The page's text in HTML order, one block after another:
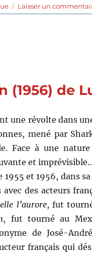
Laisser un
(1956) de
une révolte dans
mené par
Face à une
et
1955 et 1956, dans
avec des acteurs
l’aurore, fut
, fut tourné au
de José-
français qui